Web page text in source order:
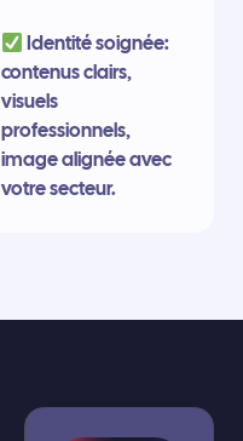
Identité soignée:
contenus clairs,
visuels
professionnels,
image alignée avec
votre secteur.